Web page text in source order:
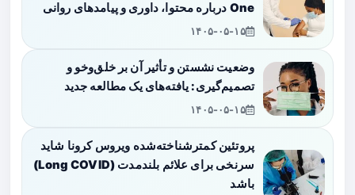
One درباره محتوا، داوری و پیامدهای روانی
۱۴۰۵-۰۵-۱۵
وضعیت نشستن و تأثیر آن بر خلق‌وخو و
تصمیم‌گیری: یافته‌های یک مطالعه جدید
۱۴۰۵-۰۵-۱۵
پروتئین کمترشناخته‌شده ویروس کرونا شاید
سرنخی برای علائم بلندمدت (Long COVID)
باشد